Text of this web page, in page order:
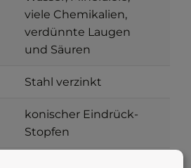
viele Chemikalien,
verdünnte Laugen
und Säuren
Stahl verzinkt
konischer Eindrück-
Stopfen